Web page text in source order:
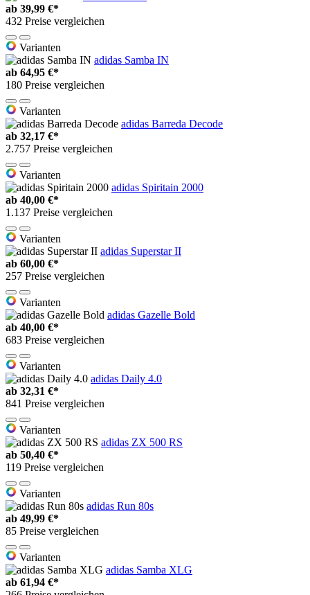
ab 39,99 €*
432 Preise vergleichen
Varianten
adidas Samba IN
ab 64,95 €*
180 Preise vergleichen
Varianten
adidas Barreda Decode
ab 32,17 €*
2.757 Preise vergleichen
Varianten
adidas Spiritain 2000
ab 40,00 €*
1.137 Preise vergleichen
Varianten
adidas Superstar II
ab 60,00 €*
257 Preise vergleichen
Varianten
adidas Gazelle Bold
ab 40,00 €*
683 Preise vergleichen
Varianten
adidas Daily 4.0
ab 32,31 €*
841 Preise vergleichen
Varianten
adidas ZX 500 RS
ab 50,40 €*
119 Preise vergleichen
Varianten
adidas Run 80s
ab 49,99 €*
85 Preise vergleichen
Varianten
adidas Samba XLG
ab 61,94 €*